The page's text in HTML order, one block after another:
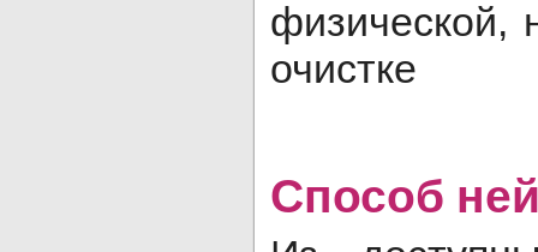
физической,
очистке
Способ